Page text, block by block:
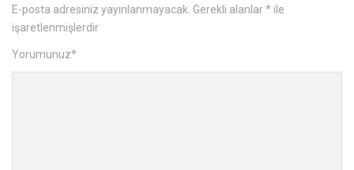
E-posta adresiniz yayınlanmayacak. Gerekli alanlar* ile
işaretlenmişlerdir
Yorumunuz*